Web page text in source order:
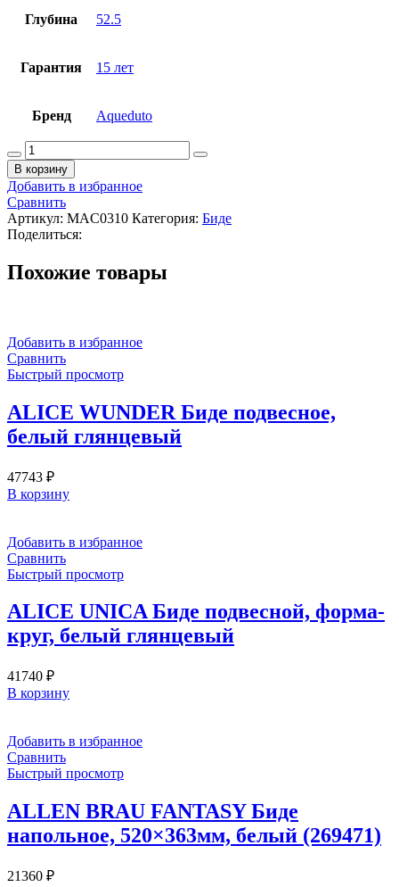
Глубина 52.5
Гарантия 15 лет
Бренд Aqueduto
Количество
товара
AQUEDUTO
MACIO
Биде
подвесное,
525х370
белый
В корзину
Добавить в избранное
Сравнить
Артикул: MAC0310 Категория: Биде
Поделиться:
Похожие товары
Добавить в избранное
Сравнить
Быстрый просмотр
ALICE WUNDER Биде подвесное,
белый глянцевый
47743 ₽
В корзину
Добавить в избранное
Сравнить
Быстрый просмотр
ALICE UNICA Биде подвесной, форма-
круг, белый глянцевый
41740 ₽
В корзину
Добавить в избранное
Сравнить
Быстрый просмотр
ALLEN BRAU FANTASY Биде
напольное, 520×363мм, белый (269471)
21360 ₽